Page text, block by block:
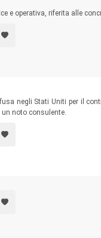
e operativa, riferita alle
negli Stati Uniti per il
noto consulente.